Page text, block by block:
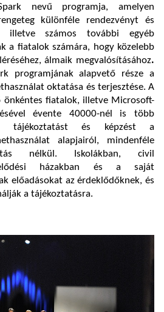
nevű programja, amelyen
különféle rendezvényt és
illetve számos további egyéb
a fiatalok számára, hogy közelebb
álmaik megvalósításához.
programjának alapvető része a
oktatása és terjesztése. A
önkéntes fiatalok, illetve Microsoft-
évente 40000-nél is több
tájékoztatást és képzést a
alapjairól, mindenféle
nélkül. Iskolákban, civil
házakban és a saját
előadásokat az érdeklődőknek, és
a tájékoztatásra.